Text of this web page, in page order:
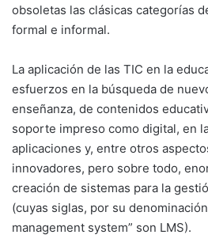
obsoletas las clásicas categorías
formal e informal.
La aplicación de las TIC en la
esfuerzos en la búsqueda de
enseñanza, de contenidos
soporte impreso como digital, en
aplicaciones y, entre otros
innovadores, pero sobre todo,
creación de sistemas para la
(cuyas siglas, por su
management system” son LMS).